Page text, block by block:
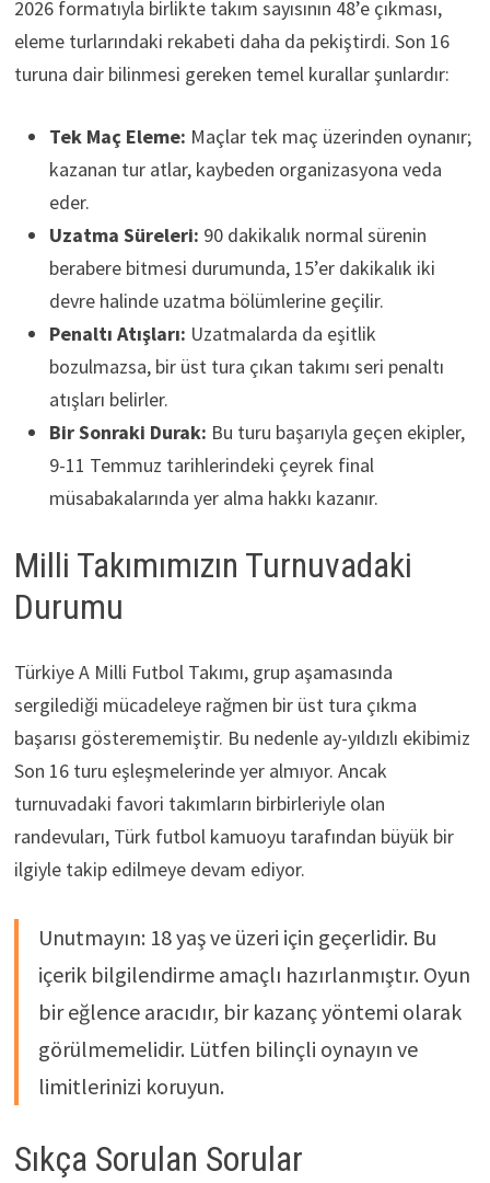
2026 formatıyla birlikte takım sayısının 48’e çıkması,
eleme turlarındaki rekabeti daha da pekiştirdi. Son 16
turuna dair bilinmesi gereken temel kurallar şunlardır:
Tek Maç Eleme: Maçlar tek maç üzerinden oynanır;
kazanan tur atlar, kaybeden organizasyona veda
eder.
Uzatma Süreleri: 90 dakikalık normal sürenin
berabere bitmesi durumunda, 15’er dakikalık iki
devre halinde uzatma bölümlerine geçilir.
Penaltı Atışları: Uzatmalarda da eşitlik
bozulmazsa, bir üst tura çıkan takımı seri penaltı
atışları belirler.
Bir Sonraki Durak: Bu turu başarıyla geçen ekipler,
9-11 Temmuz tarihlerindeki çeyrek final
müsabakalarında yer alma hakkı kazanır.
Milli Takımımızın Turnuvadaki
Durumu
Türkiye A Milli Futbol Takımı, grup aşamasında
sergilediği mücadeleye rağmen bir üst tura çıkma
başarısı gösterememiştir. Bu nedenle ay-yıldızlı ekibimiz
Son 16 turu eşleşmelerinde yer almıyor. Ancak
turnuvadaki favori takımların birbirleriyle olan
randevuları, Türk futbol kamuoyu tarafından büyük bir
ilgiyle takip edilmeye devam ediyor.
Unutmayın: 18 yaş ve üzeri için geçerlidir. Bu
içerik bilgilendirme amaçlı hazırlanmıştır. Oyun
bir eğlence aracıdır, bir kazanç yöntemi olarak
görülmemelidir. Lütfen bilinçli oynayın ve
limitlerinizi koruyun.
Sıkça Sorulan Sorular